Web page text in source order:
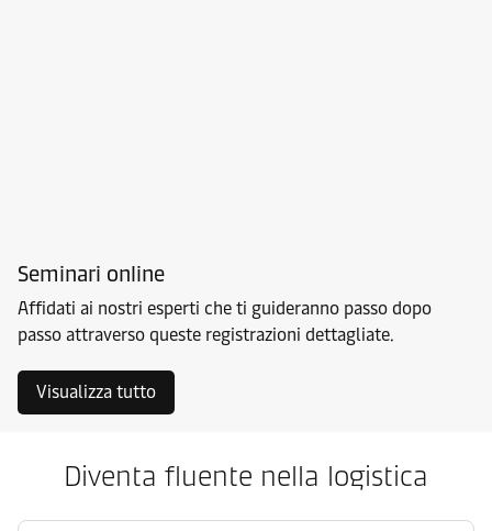
Seminari online
Affidati ai nostri esperti che ti guideranno passo dopo
passo attraverso queste registrazioni dettagliate.
Visualizza tutto
Diventa fluente nella logistica